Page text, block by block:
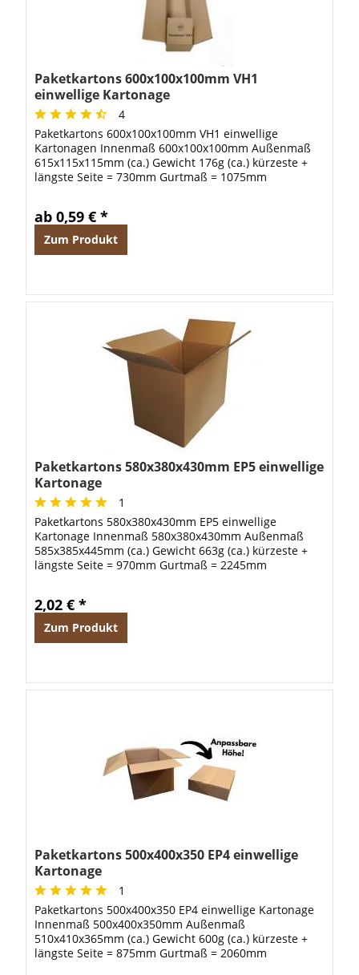
Paketkartons 600x100x100mm VH1
einwellige Kartonage
4
Paketkartons 600x100x100mm VH1 einwellige
Kartonagen Innenmaß 600x100x100mm Außenmaß
615x115x115mm (ca.) Gewicht 176g (ca.) kürzeste +
längste Seite = 730mm Gurtmaß = 1075mm
ab 0,59 € *
Zum Produkt
Paketkartons 580x380x430mm EP5 einwellige
Kartonage
1
Paketkartons 580x380x430mm EP5 einwellige
Kartonage Innenmaß 580x380x430mm Außenmaß
585x385x445mm (ca.) Gewicht 663g (ca.) kürzeste +
längste Seite = 970mm Gurtmaß = 2245mm
2,02 € *
Zum Produkt
Paketkartons 500x400x350 EP4 einwellige
Kartonage
1
Paketkartons 500x400x350 EP4 einwellige Kartonage
Innenmaß 500x400x350mm Außenmaß
510x410x365mm (ca.) Gewicht 600g (ca.) kürzeste +
längste Seite = 875mm Gurtmaß = 2060mm